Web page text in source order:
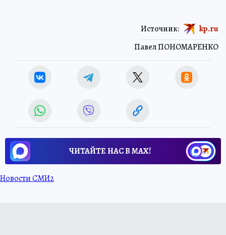
Павел ПОНОМАРЕНКО
Источник: kp.ru
ЧИТАЙТЕ НАС В МАХ!
Новости СМИ2